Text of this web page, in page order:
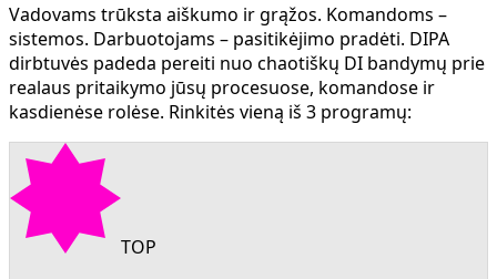
Vadovams trūksta aiškumo ir grąžos. Komandoms –
sistemos. Darbuotojams – pasitikėjimo pradėti. DIPA
dirbtuvės padeda pereiti nuo chaotiškų DI bandymų prie
realaus pritaikymo jūsų procesuose, komandose ir
kasdienėse rolėse. Rinkitės vieną iš 3 programų:
TOP